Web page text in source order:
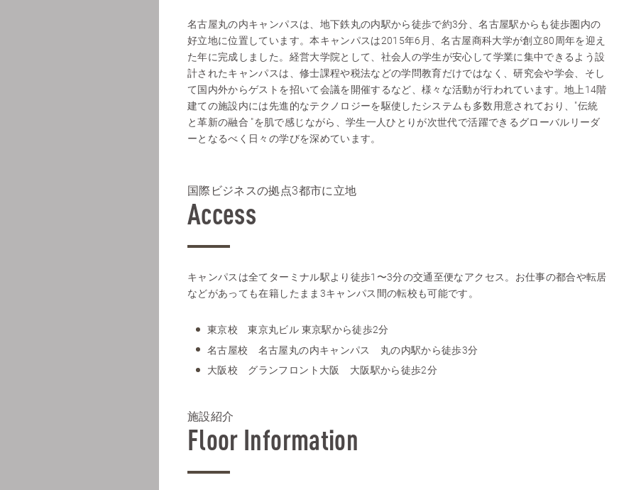
名古屋丸の内キャンパスは、地下鉄丸の内駅から徒歩で約3分、名古屋駅からも徒歩圏内の
好立地に位置しています。本キャンパスは2015年6月、名古屋商科大学が創立80周年を迎え
た年に完成しました。経営大学院として、社会人の学生が安心して学業に集中できるよう設
計されたキャンパスは、修士課程や税法などの学問教育だけではなく、研究会や学会、そし
て国内外からゲストを招いて会議を開催するなど、様々な活動が行われています。地上14階
建ての施設内には先進的なテクノロジーを駆使したシステムも多数用意されており、"伝統
と革新の融合 "を肌で感じながら、学生一人ひとりが次世代で活躍できるグローバルリーダ
ーとなるべく日々の学びを深めています。
国際ビジネスの拠点3都市に立地
Access
キャンパスは全てターミナル駅より徒歩1〜3分の交通至便なアクセス。お仕事の都合や転居
などがあっても在籍したまま3キャンパス間の転校も可能です。
東京校 東京丸ビル 東京駅から徒歩2分
名古屋校 名古屋丸の内キャンパス 丸の内駅から徒歩3分
大阪校 グランフロント大阪 大阪駅から徒歩2分
施設紹介
Floor Information